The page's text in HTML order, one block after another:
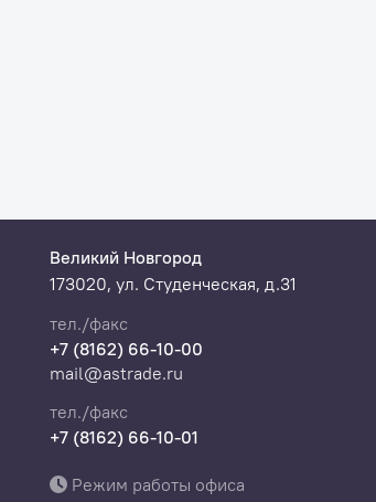
Великий Новгород
173020, ул. Студенческая, д.31
тел./факс
+7 (8162) 66-10-00
mail@astrade.ru
тел./факс
+7 (8162) 66-10-01
Режим работы офиса